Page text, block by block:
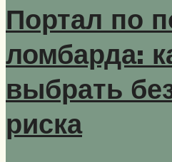
Портал по
ломбарда:
выбрать
риска